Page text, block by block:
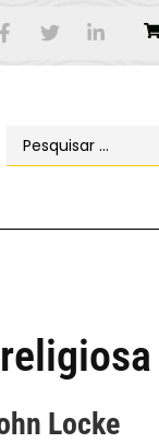
Locke